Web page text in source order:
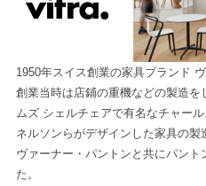
1950年スイス創業の家具ブランド
創業当時は店鋪の重機などの製造を
ムズ シェルチェアで有名なチャー
ネルソンらがデザインした家具の
ヴァーナー・パントンと共にパント
た。